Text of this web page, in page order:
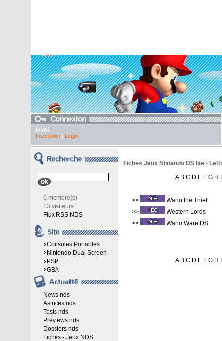
Invité
Inscription| Login
0 membre(s)
13 visiteurs
Flux RSS NDS
Consoles Portables
Nintendo Dual Screen
PSP
GBA
News nds
Astuces nds
Tests nds
Previews nds
Dossiers nds
Fiches - Jeux NDS
Fiches Jeux Nintendo DS lite -
A B C D E F G H
>>
Wario the Thief
>>
Western Lords
>>
Wario Ware DS
A B C D E F G H